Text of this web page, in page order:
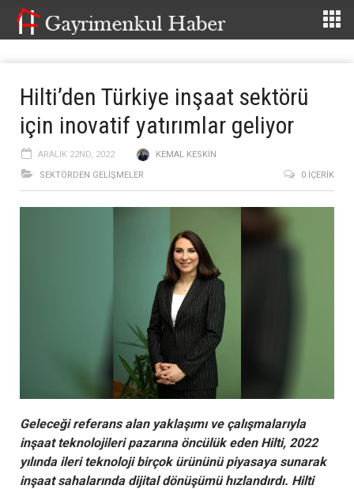
Hilti’den Türkiye inşaat sektörü
için inovatif yatırımlar geliyor
ARALIK 22ND, 2022
KEMAL KESKIN
SEKTÖRDEN GELIŞMELER
0 İÇERIK
Geleceği referans alan yaklaşımı ve çalışmalarıyla
inşaat teknolojileri pazarına öncülük eden Hilti, 2022
yılında ileri teknoloji birçok ürününü piyasaya sunarak
inşaat sahalarında dijital dönüşümü hızlandırdı. Hilti